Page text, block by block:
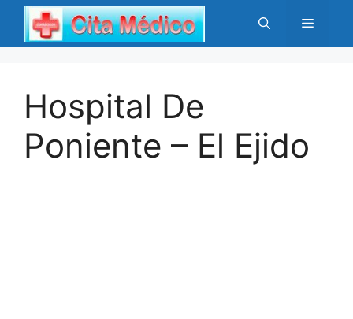
Saltar
contenido
Menú
Hospital De
Poniente – El Ejido